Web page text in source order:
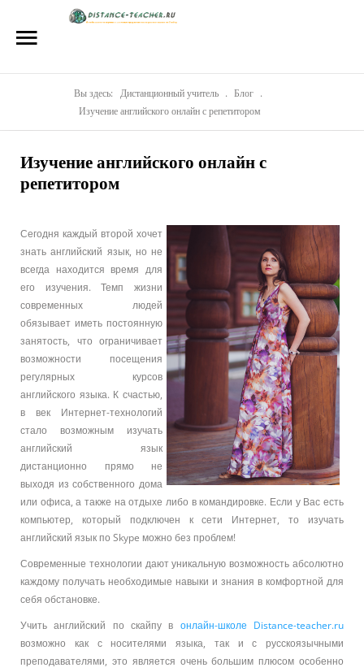
Репетиторы
Стоимость
Акции
Блог
Контакты
Вы здесь: Дистанционный учитель . Блог
.
Изучение английского онлайн с репетитором
Изучение английского онлайн с
репетитором
Сегодня каждый второй хочет
знать английский язык, но не
всегда находится время для
его изучения. Темп жизни
современных людей
обязывает иметь постоянную
занятость, что ограничивает
возможности посещения
регулярных курсов
английского языка. К счастью,
в век Интернет-технологий
стало возможным изучать
английский язык
дистанционно прямо не
выходя из собственного дома
или офиса, а также на отдыхе либо в командировке. Если у Вас есть
компьютер, который подключен к сети Интернет, то изучать
английский язык по Skype можно без проблем!
Современные технологии дают уникальную возможность абсолютно
каждому получать необходимые навыки и знания в комфортной для
себя обстановке.
Учить английский по скайпу в онлайн-школе Distance-teacher.ru
возможно как с носителями языка, так и с русскоязычными
преподавателями, это является очень большим плюсом особенно